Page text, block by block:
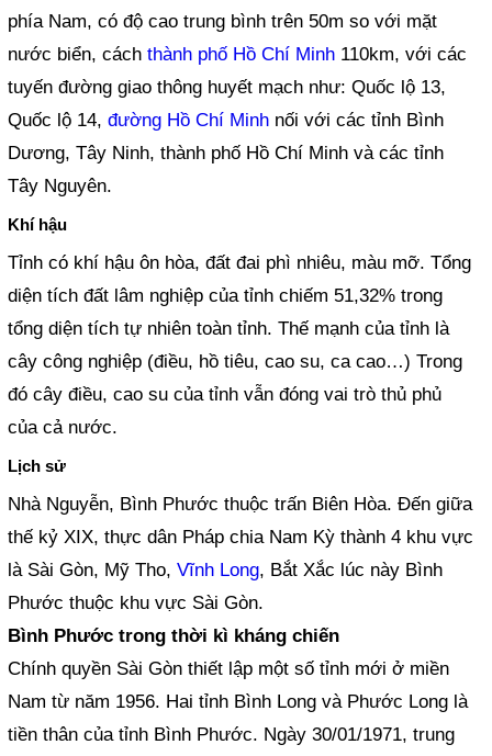
phía Nam, có độ cao trung bình trên 50m so với mặt
nước biển, cáchthành phố Hồ Chí Minh 110km, với các
tuyến đường giao thông huyết mạch như: Quốc lộ 13,
Quốc lộ 14,đường Hồ Chí Minh nối với các tỉnh Bình
Dương, Tây Ninh, thành phố Hồ Chí Minh và các tỉnh
Tây Nguyên.
Khí hậu
Tỉnh có khí hậu ôn hòa, đất đai phì nhiêu, màu mỡ. Tổng
diện tích đất lâm nghiệp của tỉnh chiếm 51,32% trong
tổng diện tích tự nhiên toàn tỉnh. Thế mạnh của tỉnh là
cây công nghiệp (điều, hồ tiêu, cao su, ca cao…) Trong
đó cây điều, cao su của tỉnh vẫn đóng vai trò thủ phủ
của cả nước.
Lịch sử
Nhà Nguyễn, Bình Phước thuộc trấn Biên Hòa. Đến giữa
thế kỷ XIX, thực dân Pháp chia Nam Kỳ thành 4 khu vực
là Sài Gòn, Mỹ Tho,Vĩnh Long, Bắt Xắc lúc này Bình
Phước thuộc khu vực Sài Gòn.
Bình Phước trong thời kì kháng chiến
Chính quyền Sài Gòn thiết lập một số tỉnh mới ở miền
Nam từ năm 1956. Hai tỉnh Bình Long và Phước Long là
tiền thân của tỉnh Bình Phước. Ngày 30/01/1971, trung